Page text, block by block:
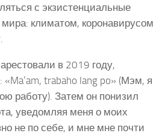
с экзистенциальные
климатом, коронавирусом
в 2019 году,
trabaho lang po» (Мэм, я
работу). Затем он понизил
уведомляя меня о моих
не по себе, и мне мне почти